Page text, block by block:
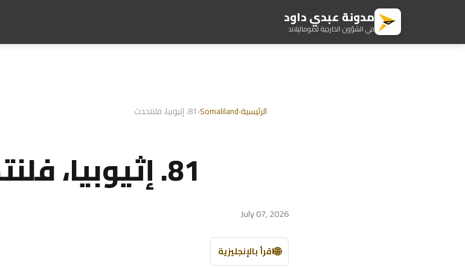
مدونة عبدي داود
في الشؤون الخارجية لصوماليلاند
الرئيسية›
Somaliland
›81. إثيوبيا، فلنتحدث
81. إثيوبيا، فلنتحدث
July 07, 2026
🌐اقرأ بالإنجليزية